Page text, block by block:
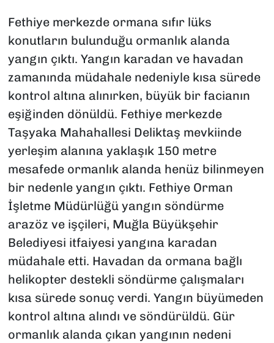
Fethiye merkezde ormana sıfır lüks
konutların bulunduğu ormanlık alanda
yangın çıktı. Yangın karadan ve havadan
zamanında müdahale nedeniyle kısa sürede
kontrol altına alınırken, büyük bir facianın
eşiğinden dönüldü. Fethiye merkezde
Taşyaka Mahahallesi Deliktaş mevkiinde
yerleşim alanına yaklaşık 150 metre
mesafede ormanlık alanda henüz bilinmeyen
bir nedenle yangın çıktı. Fethiye Orman
İşletme Müdürlüğü yangın söndürme
arazöz ve işçileri, Muğla Büyükşehir
Belediyesi itfaiyesi yangına karadan
müdahale etti. Havadan da ormana bağlı
helikopter destekli söndürme çalışmaları
kısa sürede sonuç verdi. Yangın büyümeden
kontrol altına alındı ve söndürüldü. Gür
ormanlık alanda çıkan yangının nedeni